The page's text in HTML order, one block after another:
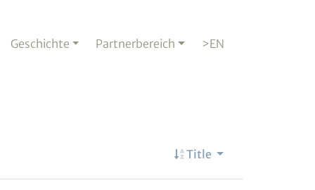
Geschichte Partnerbereich >EN
Title